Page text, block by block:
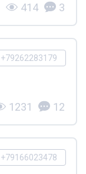
414 3
+79262283179
1231 12
+79166023478